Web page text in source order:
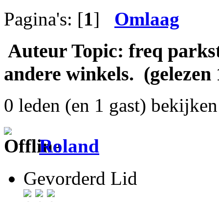
Pagina's: [1] Omlaag
Auteur Topic: freq
andere winkels. (gelezen
0 leden (en 1 gast)
Roland
Gevorderd Lid